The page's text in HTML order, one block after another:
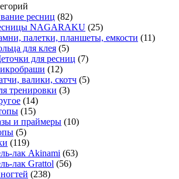
ресниц (82)
NAGARAKU (25)
палетки, планшеты, емкости (11)
для клея (5)
для ресниц (7)
(12)
валики, скотч (5)
тренировки (3)
(14)
(15)
и праймеры (10)
(5)
(119)
лак Akinami (63)
лак Grattol (56)
(238)